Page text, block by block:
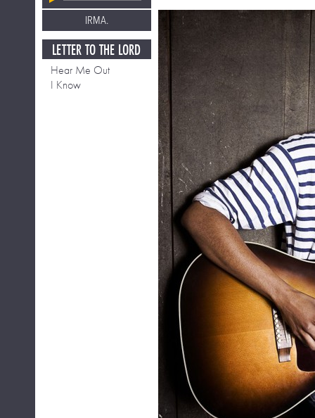
IRMA.
LETTER TO THE LORD
Hear Me Out
I Know